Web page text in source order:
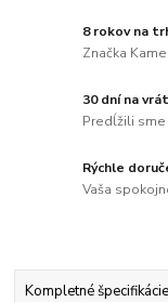
8 rokov na
Značka
30 dní na
Predĺžili
Rýchle
Vaša
Kompletné špecifikácie